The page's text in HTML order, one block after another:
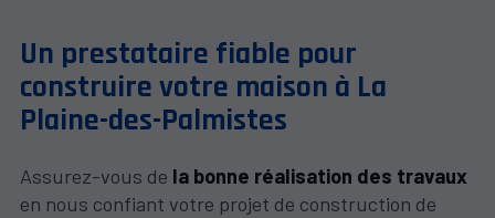
Un prestataire fiable pour
construire votre maison à La
Plaine-des-Palmistes
Assurez-vous de la bonne réalisation des travaux
en nous confiant votre projet de construction de